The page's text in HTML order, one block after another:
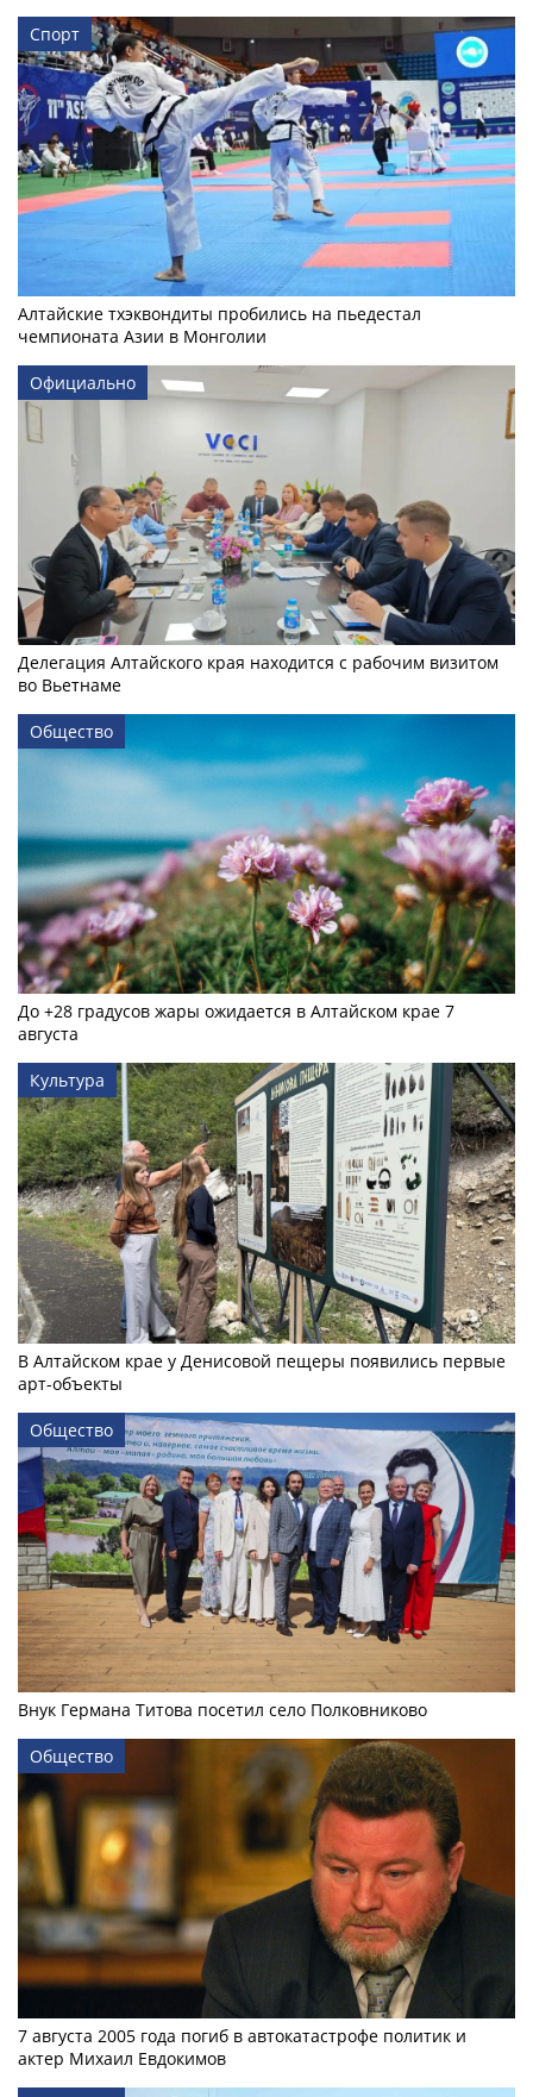
Спорт
Алтайские тхэквондиты пробились на пьедестал
чемпионата Азии в Монголии
Официально
Делегация Алтайского края находится с рабочим визитом
во Вьетнаме
Общество
До +28 градусов жары ожидается в Алтайском крае 7
августа
Культура
В Алтайском крае у Денисовой пещеры появились первые
арт-объекты
Общество
Внук Германа Титова посетил село Полковниково
Общество
7 августа 2005 года погиб в автокатастрофе политик и
актер Михаил Евдокимов